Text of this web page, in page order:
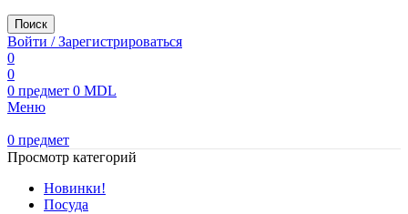
Поиск
Войти / Зарегистрироваться
0
0
0 предмет 0 MDL
Меню
0 предмет
Просмотр категорий
Новинки!
Посуда